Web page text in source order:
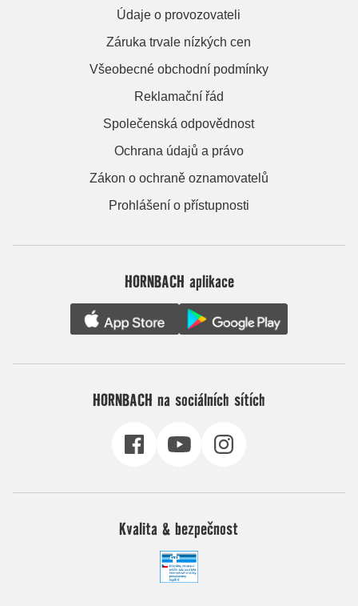
Údaje o provozovateli
Záruka trvale nízkých cen
Všeobecné obchodní podmínky
Reklamační řád
Společenská odpovědnost
Ochrana údajů a právo
Zákon o ochraně oznamovatelů
Prohlášení o přístupnosti
HORNBACH aplikace
HORNBACH na sociálních sítích
Kvalita & bezpečnost